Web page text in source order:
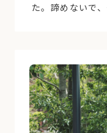
た。諦めないで